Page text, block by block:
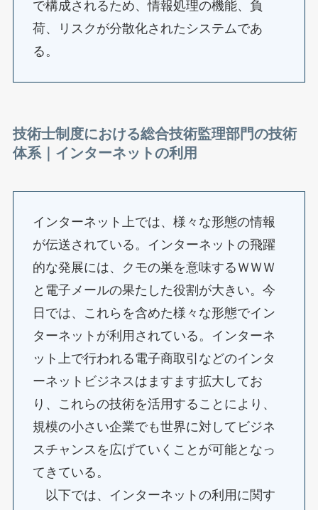
で構成されるため、情報処理の機能、負
荷、リスクが分散化されたシステムであ
る。
技術士制度における総合技術監理部門の技術
体系｜ インターネットの利用
インターネット上では、様々な形態の情報
が伝送されている。インターネットの飛躍
的な発展には、クモの巣を意味するＷＷＷ
と電子メールの果たした役割が大きい。今
日では、これらを含めた様々な形態でイン
ターネットが利用されている。インターネ
ット上で行われる電子商取引などのインタ
ーネットビジネスはますます拡大してお
り、これらの技術を活用することにより、
規模の小さい企業でも世界に対してビジネ
スチャンスを広げていくことが可能となっ
てきている。
以下では、インターネットの利用に関す